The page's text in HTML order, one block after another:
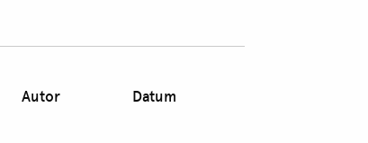
Autor Datum